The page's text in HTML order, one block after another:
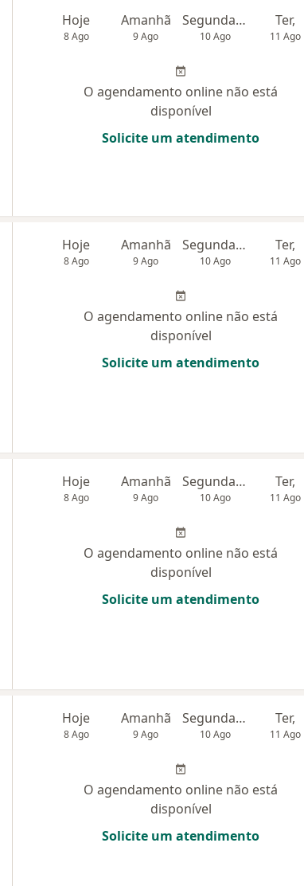
Hoje
8 Ago
Amanhã
9 Ago
Segunda-feira
10 Ago
Ter,
11 Ago
O agendamento online não está
disponível
Solicite um atendimento
Hoje
8 Ago
Amanhã
9 Ago
Segunda-feira
10 Ago
Ter,
11 Ago
O agendamento online não está
disponível
Solicite um atendimento
Hoje
8 Ago
Amanhã
9 Ago
Segunda-feira
10 Ago
Ter,
11 Ago
O agendamento online não está
disponível
Solicite um atendimento
Hoje
8 Ago
Amanhã
9 Ago
Segunda-feira
10 Ago
Ter,
11 Ago
O agendamento online não está
disponível
Solicite um atendimento